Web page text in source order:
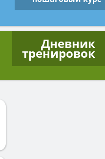
Дневник
тренировок